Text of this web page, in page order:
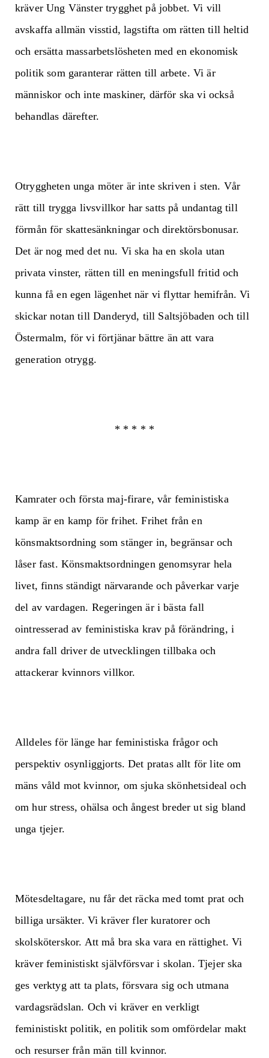
kräver Ung Vänster trygghet på jobbet. Vi vill
avskaffa allmän visstid, lagstifta om rätten till heltid
och ersätta massarbetslösheten med en ekonomisk
politik som garanterar rätten till arbete. Vi är
människor och inte maskiner, därför ska vi också
behandlas därefter.
Otryggheten unga möter är inte skriven i sten. Vår
rätt till trygga livsvillkor har satts på undantag till
förmån för skattesänkningar och direktörsbonusar.
Det är nog med det nu. Vi ska ha en skola utan
privata vinster, rätten till en meningsfull fritid och
kunna få en egen lägenhet när vi flyttar hemifrån. Vi
skickar notan till Danderyd, till Saltsjöbaden och till
Östermalm, för vi förtjänar bättre än att vara
generation otrygg.
* * * * *
Kamrater och första maj-firare, vår feministiska
kamp är en kamp för frihet. Frihet från en
könsmaktsordning som stänger in, begränsar och
låser fast. Könsmaktsordningen genomsyrar hela
livet, finns ständigt närvarande och påverkar varje
del av vardagen. Regeringen är i bästa fall
ointresserad av feministiska krav på förändring, i
andra fall driver de utvecklingen tillbaka och
attackerar kvinnors villkor.
Alldeles för länge har feministiska frågor och
perspektiv osynliggjorts. Det pratas allt för lite om
mäns våld mot kvinnor, om sjuka skönhetsideal och
om hur stress, ohälsa och ångest breder ut sig bland
unga tjejer.
Mötesdeltagare, nu får det räcka med tomt prat och
billiga ursäkter. Vi kräver fler kuratorer och
skolsköterskor. Att må bra ska vara en rättighet. Vi
kräver feministiskt självförsvar i skolan. Tjejer ska
ges verktyg att ta plats, försvara sig och utmana
vardagsrädslan. Och vi kräver en verkligt
feministiskt politik, en politik som omfördelar makt
och resurser från män till kvinnor.